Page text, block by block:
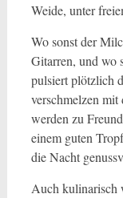
Weide, unter
Wo sonst der
Gitarren, und wo
pulsiert plötzlich
verschmelzen
werden zu
einem guten
die Nacht
Auch kulinarisch